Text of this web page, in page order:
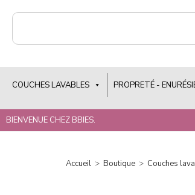
COUCHES LAVABLES PROPRETÉ -
BIENVENUE CHEZ BBIES.
Accueil > Boutique > Couches